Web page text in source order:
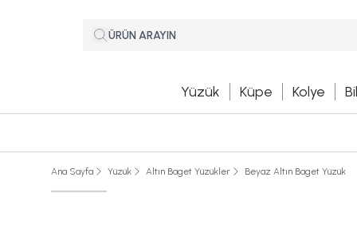
Yüzük Küpe Kolye
Ana Sayfa Yüzük Altın Baget Yüzükler Beyaz Altın Baget Yüzük